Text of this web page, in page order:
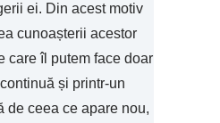
ei. Din acest motiv
cunoașterii acestor
care îl putem face doar
și printr-un
de ceea ce apare nou,